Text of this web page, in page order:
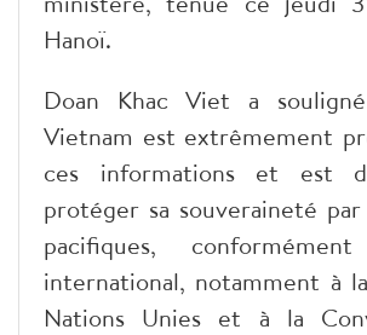
Hanoï.
Doan Khac Viet a
Vietnam est extrêmement
ces informations et est
protéger sa souveraineté
pacifiques,
international, notamment à
Nations Unies et à la